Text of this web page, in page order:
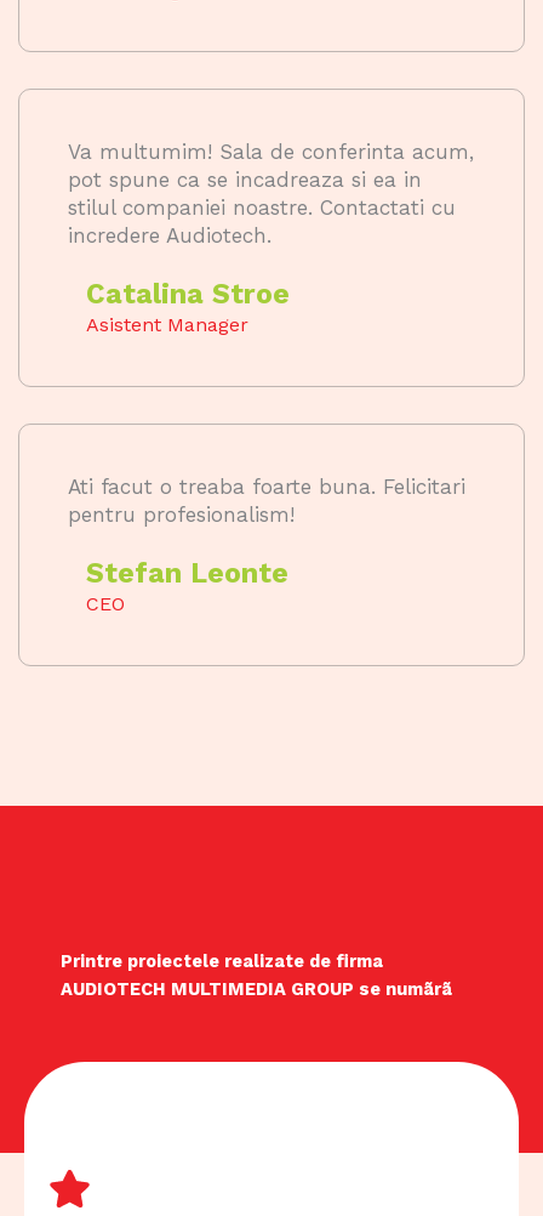
Va multumim! Sala de conferinta acum,
pot spune ca se incadreaza si ea in
stilul companiei noastre. Contactati cu
incredere Audiotech.
Catalina Stroe
Asistent Manager
Ati facut o treaba foarte buna. Felicitari
pentru profesionalism!
Stefan Leonte
CEO
Printre proiectele realizate de firma
AUDIOTECH MULTIMEDIA GROUP se numãrã